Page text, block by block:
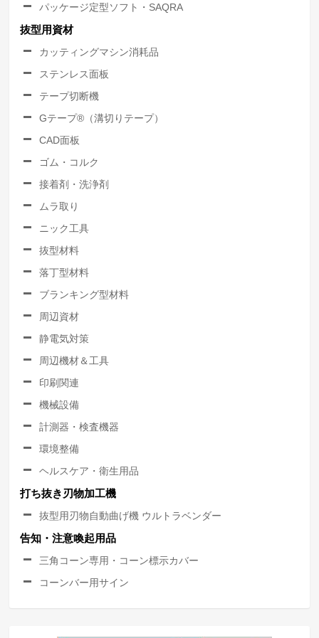
パッケージ定型ソフト・SAQRA
抜型用資材
カッティングマシン消耗品
ステンレス面板
テープ切断機
Gテープ®（溝切りテープ）
CAD面板
ゴム・コルク
接着剤・洗浄剤
ムラ取り
ニック工具
抜型材料
落丁型材料
ブランキング型材料
周辺資材
静電気対策
周辺機材＆工具
印刷関連
機械設備
計測器・検査機器
環境整備
ヘルスケア・衛生用品
打ち抜き刃物加工機
抜型用刃物自動曲げ機 ウルトラベンダー
告知・注意喚起用品
三角コーン専用・コーン標示カバー
コーンバー用サイン